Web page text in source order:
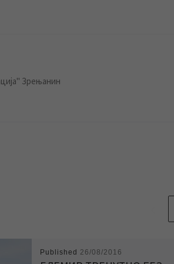
Зрењанин
Published 26/08/2016